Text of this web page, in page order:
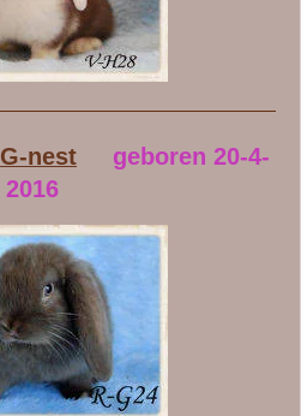
G-nest
geboren 20-4-
2016